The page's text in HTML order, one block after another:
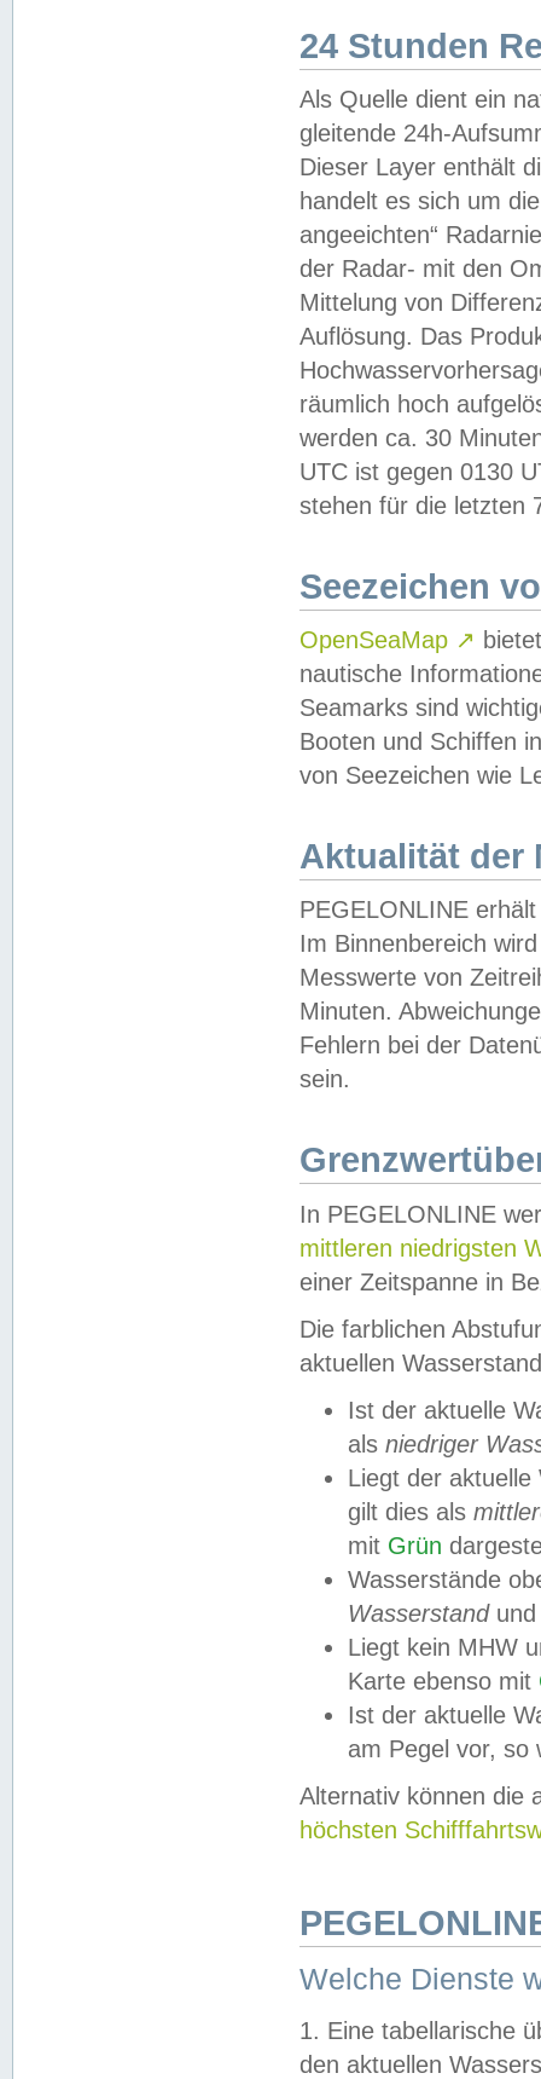
24 Stunden
Als Quelle dient ein
gleitende 24h-
Dieser Layer enthält
handelt es sich um
angeeichten“
der Radar- mit den
Mittelung von
Auflösung. Das
räumlich hoch
werden ca. 30
UTC ist gegen 0130
stehen für die letzten
Seezeichen
OpenSeaMap ↗
nautische
Seamarks sind
Booten und Schiffen
von Seezeichen wie
Aktualität der
PEGELONLINE
Im Binnenbereich
Messwerte von
Minuten.
Fehlern bei der
sein.
In PEGELONLINE
mittleren niedrigsten
einer Zeitspanne in
Die farblichen
aktuellen
Ist der aktuelle
als niedriger
Liegt der
gilt dies als
mit Grün
Wasserstände
Wasserstandund
Liegt kein MHW
Karte ebenso mit
Ist der aktuelle
am Pegel vor,
Alternativ können die
höchsten
Welche Dienste
1. Eine tabellarische
den aktuellen